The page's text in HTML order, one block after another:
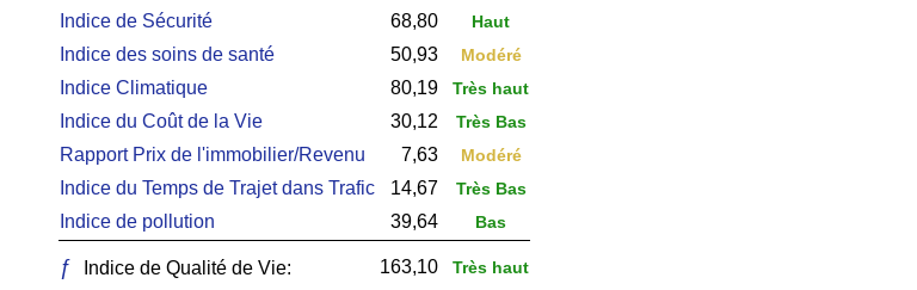
Indice de Sécurité 68,80 Haut
Indice des soins de santé 50,93 Modéré
Indice Climatique 80,19 Très haut
Indice du Coût de la Vie 30,12 Très Bas
Rapport Prix de l'immobilier/Revenu 7,63 Modéré
Indice du Temps de Trajet dans Trafic 14,67 Très Bas
Indice de pollution 39,64 Bas
ƒ Indice de Qualité de Vie: 163,10 Très haut